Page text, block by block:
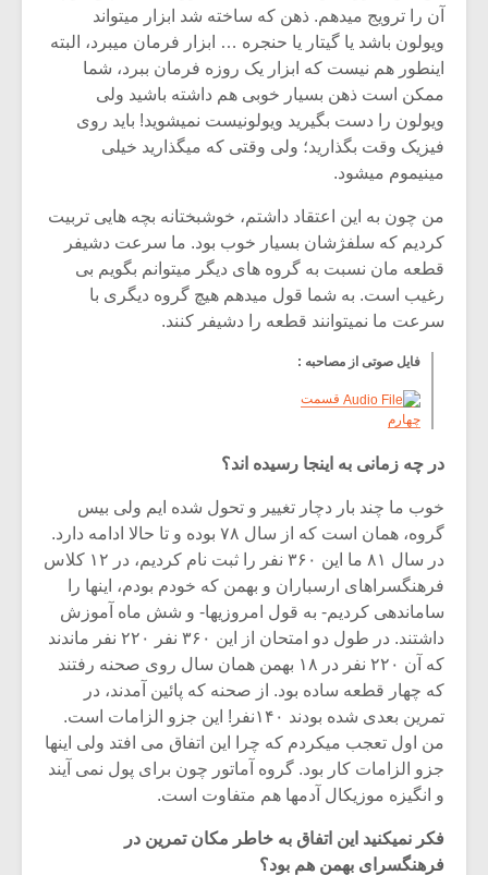
آن را ترویج میدهم. ذهن که ساخته شد ابزار میتواند
ویولون باشد یا گیتار یا حنجره … ابزار فرمان میبرد، البته
اینطور هم نیست که ابزار یک روزه فرمان ببرد، شما
ممکن است ذهن بسیار خوبی هم داشته باشید ولی
ویولون را دست بگیرید ویولونیست نمیشوید! باید روی
فیزیک وقت بگذارید؛ ولی وقتی که میگذارید خیلی
مینیموم میشود.
من چون به این اعتقاد داشتم، خوشبختانه بچه هایی تربیت
کردیم که سلفژشان بسیار خوب بود. ما سرعت دشیفر
قطعه مان نسبت به گروه های دیگر میتوانم بگویم بی
رغیب است. به شما قول میدهم هیچ گروه دیگری با
سرعت ما نمیتوانند قطعه را دشیفر کنند.
فایل صوتی از مصاحبه :
قسمت
چهارم
در چه زمانی به اینجا رسیده اند؟
خوب ما چند بار دچار تغییر و تحول شده ایم ولی بیس
گروه، همان است که از سال ۷۸ بوده و تا حالا ادامه دارد.
در سال ۸۱ ما این ۳۶۰ نفر را ثبت نام کردیم، در ۱۲ کلاس
فرهنگسراهای ارسباران و بهمن که خودم بودم، اینها را
ساماندهی کردیم- به قول امروزیها- و شش ماه آموزش
داشتند. در طول دو امتحان از این ۳۶۰ نفر ۲۲۰ نفر ماندند
که آن ۲۲۰ نفر در ۱۸ بهمن همان سال روی صحنه رفتند
که چهار قطعه ساده بود. از صحنه که پائین آمدند، در
تمرین بعدی شده بودند ۱۴۰نفر! این جزو الزامات است.
من اول تعجب میکردم که چرا این اتفاق می افتد ولی اینها
جزو الزامات کار بود. گروه آماتور چون برای پول نمی آیند
و انگیزه موزیکال آدمها هم متفاوت است.
فکر نمیکنید این اتفاق به خاطر مکان تمرین در
فرهنگسرای بهمن هم بود؟